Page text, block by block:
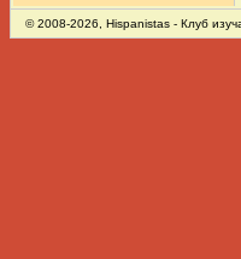
© 2008-2026, Hispanistas - Клуб